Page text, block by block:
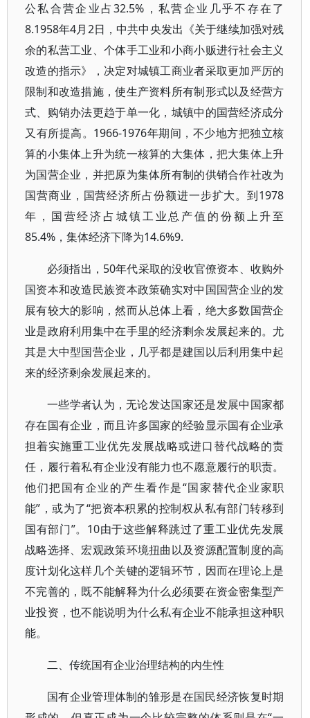
公私合营企业占32.5%，私营企业几乎不存在了
8.1958年4月2日，中共中央发出《关于继续加强对残
余的私营工业、个体手工业和小商小贩进行社会主义
改造的指示》，决定对城镇工商业者采取更加严厉的
限制和改造措施，使生产资料所有制形式以及经营方
式、购销办法更趋于单一化，城镇中的国营经济成分
又有所提高。1966-1976年期间，不少地方把独立核
算的小集体上升为统一核算的大集体，把大集体上升
为国营企业，并把原为集体所有制的供销合作社改为
国营商业，国营经济所占份额进一步扩大。到1978
年，国营经济占城镇工业总产值的份额上升至
85.4%，集体经济下降为14.6%9.
必须指出，50年代采取的没收官僚资本、收购外
国资本和改造民族资本政策确实对中国国营企业的发
展有较大的影响，然而从总体上看，绝大多数国营企
业是政府利用集中在手里的经济剩余发展起来的。尤
其是大中型国营企业，几乎都是建国以后利用集中起
来的经济剩余发展起来的。
一些学者认为，无论发达国家还是发展中国家都
存在国有企业，而且许多国家的经验显示国有企业承
担着实施重工业优先发展战略或进口替代战略的责
任，履行着私有企业没有能力也不愿意履行的职责。
他们把国有企业的产生看作是“国家替代企业家职
能”，或为了“把资本积累的控制权从私有部门转移到
国有部门”。10由于这些解释跳过了重工业优先发展
战略选择、宏观政策环境扭曲以及资源配置制度的高
度计划化这样几个关键的逻辑环节，因而在理论上是
不完善的，既不能解释为什么必须要在资金密集型产
业投资，也不能说明为什么私有企业不能承担这种职
能。
二、传统国有企业治理结构的内生性
国有企业管理体制的雏形是在国民经济恢复时期